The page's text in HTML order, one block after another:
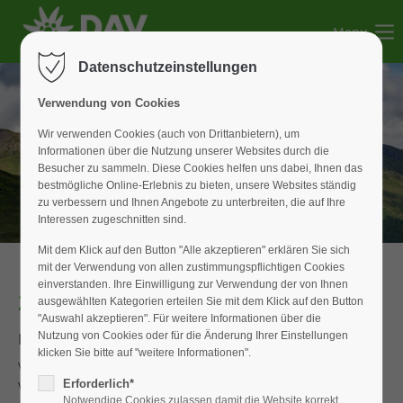
Der Eintrag "offcanvas-col2" existiert leider nicht.
Der Eintrag "offcanvas-col3" existiert leider nicht.
Der Eintrag "offcanvas-col4" existiert leider nicht.
Menu
2020
Kindertraining
Viele Jahre gehörte das Kindertraining zu unserem
Vereinsalltag und dem Alltag aller unserer Betreuer*innen
Datenschutzeinstellungen
Verwendung von Cookies
Wir verwenden Cookies (auch von Drittanbietern), um
Informationen über die Nutzung unserer Websites durch die
Besucher zu sammeln. Diese Cookies helfen uns dabei, Ihnen das
bestmögliche Online-Erlebnis zu bieten, unsere Websites ständig
zu verbessern und Ihnen Angebote zu unterbreiten, die auf Ihre
Interessen zugeschnitten sind.
Mit dem Klick auf den Button "Alle akzeptieren" erklären Sie sich
mit der Verwendung von allen zustimmungspflichtigen Cookies
einverstanden. Ihre Einwilligung zur Verwendung der von Ihnen
ausgewählten Kategorien erteilen Sie mit dem Klick auf den Button
"Auswahl akzeptieren". Für weitere Informationen über die
Nutzung von Cookies oder für die Änderung Ihrer Einstellungen
klicken Sie bitte auf "weitere Informationen".
Erforderlich*
Notwendige Cookies zulassen damit die Website korrekt